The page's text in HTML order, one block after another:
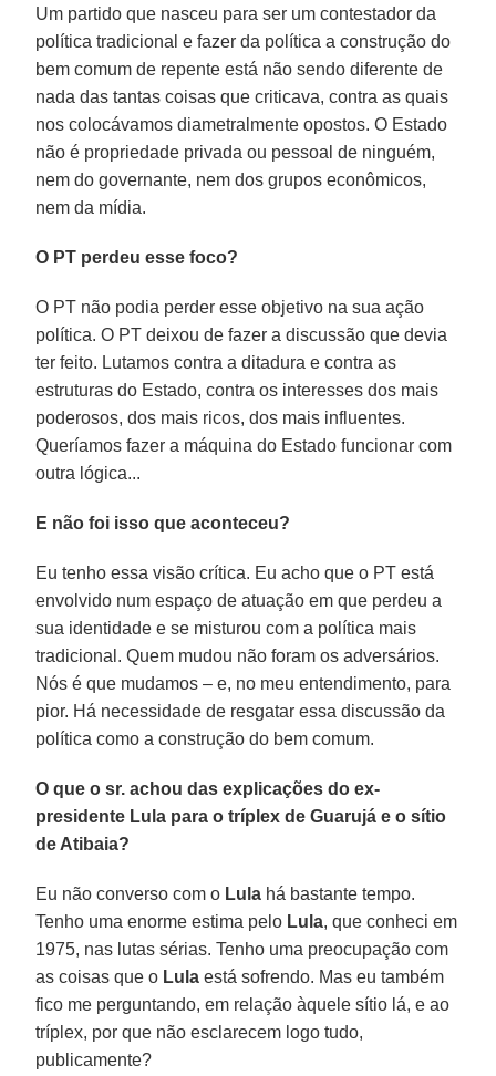
Um partido que nasceu para ser um contestador da
política tradicional e fazer da política a construção do
bem comum de repente está não sendo diferente de
nada das tantas coisas que criticava, contra as quais
nos colocávamos diametralmente opostos. O Estado
não é propriedade privada ou pessoal de ninguém,
nem do governante, nem dos grupos econômicos,
nem da mídia.
O PT perdeu esse foco?
O PT não podia perder esse objetivo na sua ação
política. O PT deixou de fazer a discussão que devia
ter feito. Lutamos contra a ditadura e contra as
estruturas do Estado, contra os interesses dos mais
poderosos, dos mais ricos, dos mais influentes.
Queríamos fazer a máquina do Estado funcionar com
outra lógica...
E não foi isso que aconteceu?
Eu tenho essa visão crítica. Eu acho que o PT está
envolvido num espaço de atuação em que perdeu a
sua identidade e se misturou com a política mais
tradicional. Quem mudou não foram os adversários.
Nós é que mudamos – e, no meu entendimento, para
pior. Há necessidade de resgatar essa discussão da
política como a construção do bem comum.
O que o sr. achou das explicações do ex-
presidente Lula para o tríplex de Guarujá e o sítio
de Atibaia?
Eu não converso com o Lula há bastante tempo.
Tenho uma enorme estima pelo Lula, que conheci em
1975, nas lutas sérias. Tenho uma preocupação com
as coisas que o Lula está sofrendo. Mas eu também
fico me perguntando, em relação àquele sítio lá, e ao
tríplex, por que não esclarecem logo tudo,
publicamente?